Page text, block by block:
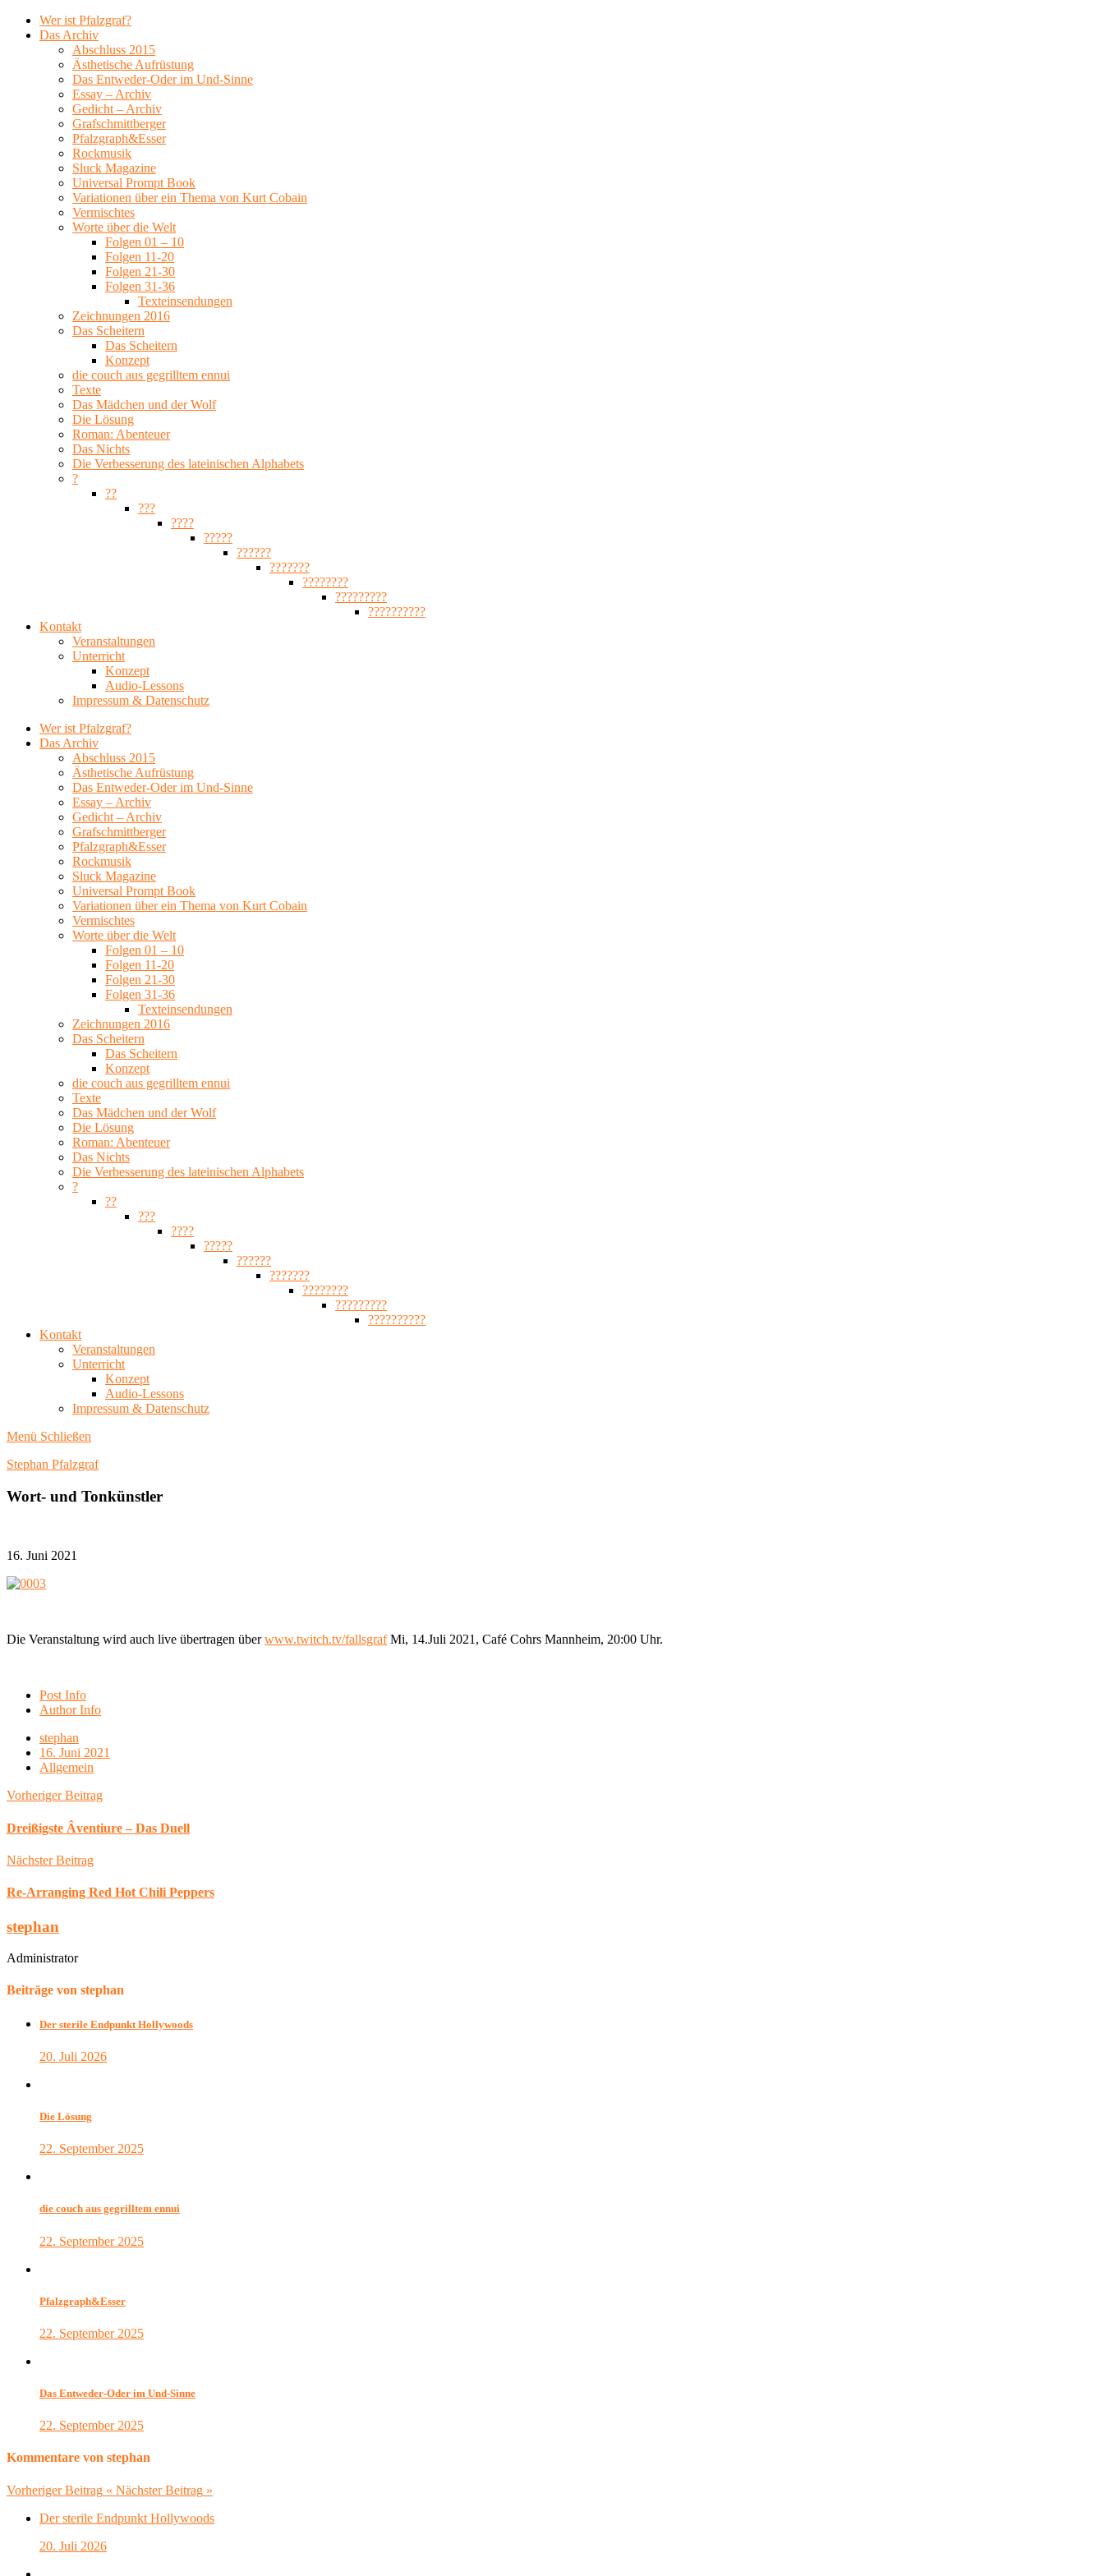
Wer ist Pfalzgraf?
Das Archiv
Abschluss 2015
Ästhetische Aufrüstung
Das Entweder-Oder im Und-Sinne
Essay – Archiv
Gedicht – Archiv
Grafschmittberger
Pfalzgraph&Esser
Rockmusik
Sluck Magazine
Universal Prompt Book
Variationen über ein Thema von Kurt Cobain
Vermischtes
Worte über die Welt
Folgen 01 – 10
Folgen 11-20
Folgen 21-30
Folgen 31-36
Texteinsendungen
Zeichnungen 2016
Das Scheitern
Das Scheitern
Konzept
die couch aus gegrilltem ennui
Texte
Das Mädchen und der Wolf
Die Lösung
Roman: Abenteuer
Das Nichts
Die Verbesserung des lateinischen Alphabets
?
??
???
????
?????
??????
???????
????????
?????????
??????????
Kontakt
Veranstaltungen
Unterricht
Konzept
Audio-Lessons
Impressum & Datenschutz
Wer ist Pfalzgraf?
Das Archiv
Abschluss 2015
Ästhetische Aufrüstung
Das Entweder-Oder im Und-Sinne
Essay – Archiv
Gedicht – Archiv
Grafschmittberger
Pfalzgraph&Esser
Rockmusik
Sluck Magazine
Universal Prompt Book
Variationen über ein Thema von Kurt Cobain
Vermischtes
Worte über die Welt
Folgen 01 – 10
Folgen 11-20
Folgen 21-30
Folgen 31-36
Texteinsendungen
Zeichnungen 2016
Das Scheitern
Das Scheitern
Konzept
die couch aus gegrilltem ennui
Texte
Das Mädchen und der Wolf
Die Lösung
Roman: Abenteuer
Das Nichts
Die Verbesserung des lateinischen Alphabets
?
??
???
????
?????
??????
???????
????????
?????????
??????????
Kontakt
Veranstaltungen
Unterricht
Konzept
Audio-Lessons
Impressum & Datenschutz
Menü Schließen
Stephan Pfalzgraf
Wort- und Tonkünstler
16. Juni 2021
Die Veranstaltung wird auch live übertragen überwww.twitch.tv/fallsgrafMi, 14.Juli 2021, Café Cohrs Mannheim, 20:00 Uhr.
Post Info
Author Info
stephan
16. Juni 2021
Allgemein
Vorheriger Beitrag
Dreißigste Âventiure – Das Duell
Nächster Beitrag
Re-Arranging Red Hot Chili Peppers
stephan
Administrator
Beiträge von stephan
Der sterile Endpunkt Hollywoods
20. Juli 2026
Die Lösung
22. September 2025
die couch aus gegrilltem ennui
22. September 2025
Pfalzgraph&Esser
22. September 2025
Das Entweder-Oder im Und-Sinne
22. September 2025
Kommentare von stephan
Vorheriger Beitrag « Nächster Beitrag »
Der sterile Endpunkt Hollywoods
20. Juli 2026